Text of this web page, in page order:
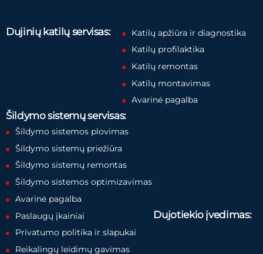
Dujinių katilų servisas:
Katilų apžiūra ir diagnostika
Katilų profilaktika
Katilų remontas
Katilų montavimas
Avarinė pagalba
Šildymo sistemų servisas:
Šildymo sistemos plovimas
Šildymo sistemų priežiūra
Šildymo sistemų remontas
Šildymo sistemos optimizavimas
Avarinė pagalba
Paslaugų įkainiai
Privatumo politika ir slapukai
Dujotiekio įvedimas:
Reikalingų leidimų gavimas